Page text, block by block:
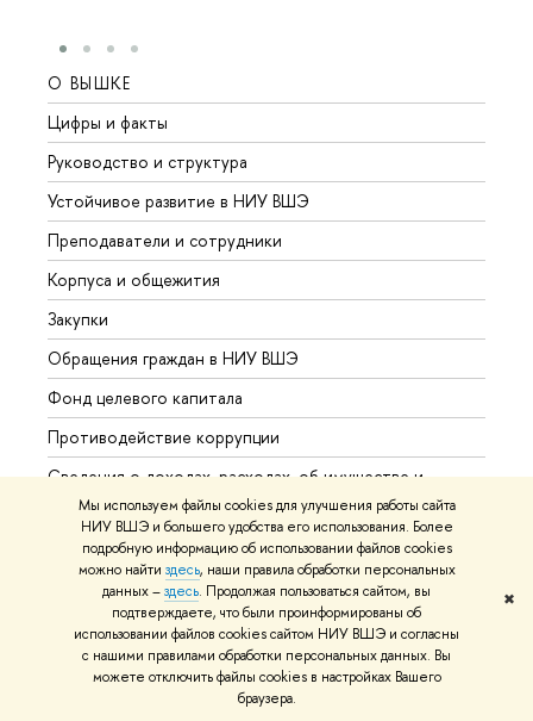
Мы используем файлы cookies для улучшения работы сайта
НИУ ВШЭ и большего удобства его использования. Более
подробную информацию об использовании файлов cookies
можно найти здесь, наши правила обработки персональных
данных –здесь. Продолжая пользоваться сайтом, вы
подтверждаете, что были проинформированы об
использовании файлов cookies сайтом НИУ ВШЭ и согласны
с нашими правилами обработки персональных данных. Вы
можете отключить файлы cookies в настройках Вашего
браузера.
✖
О ВЫШКЕ
Цифры и факты
Руководство и структура
Устойчивое развитие в НИУ ВШЭ
Преподаватели и сотрудники
Корпуса и общежития
Закупки
Обращения граждан в НИУ ВШЭ
Фонд целевого капитала
Противодействие коррупции
Сведения о доходах, расходах, об имуществе и
обязательствах имущественного характера
Сведения об образовательной организации
Людям с ограниченными возможностями здоровья
Единая платежная страница
Работа в Вышке